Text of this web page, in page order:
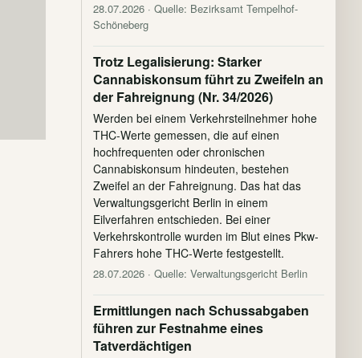
28.07.2026 · Quelle: Bezirksamt Tempelhof-
Schöneberg
Trotz Legalisierung: Starker
Cannabiskonsum führt zu Zweifeln an
der Fahreignung (Nr. 34/2026)
Werden bei einem Verkehrsteilnehmer hohe
THC-Werte gemessen, die auf einen
hochfrequenten oder chronischen
Cannabiskonsum hindeuten, bestehen
Zweifel an der Fahreignung. Das hat das
Verwaltungsgericht Berlin in einem
Eilverfahren entschieden. Bei einer
Verkehrskontrolle wurden im Blut eines Pkw-
Fahrers hohe THC-Werte festgestellt.
28.07.2026 · Quelle: Verwaltungsgericht Berlin
Ermittlungen nach Schussabgaben
führen zur Festnahme eines
Tatverdächtigen